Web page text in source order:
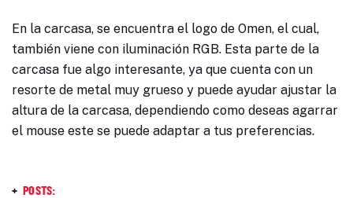
En la carcasa, se encuentra el logo de Omen, el cual,
también viene con iluminación RGB. Esta parte de la
carcasa fue algo interesante, ya que cuenta con un
resorte de metal muy grueso y puede ayudar ajustar la
altura de la carcasa, dependiendo como deseas agarrar
el mouse este se puede adaptar a tus preferencias.
+ POSTS: